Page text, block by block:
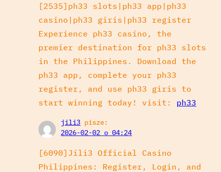
[2535]ph33 slots|ph33 app|ph33
casino|ph33 giris|ph33 register
Experience ph33 casino, the
premier destination for ph33 slots
in the Philippines. Download the
ph33 app, complete your ph33
register, and use ph33 giris to
start winning today! visit: ph33
jili3 pisze:
2026-02-02 o 04:24
[6090]Jili3 Official Casino
Philippines: Register, Login, and